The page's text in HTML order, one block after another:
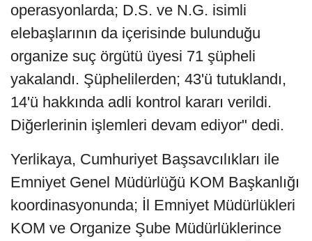
operasyonlarda; D.S. ve N.G. isimli
elebaşlarının da içerisinde bulunduğu
organize suç örgütü üyesi 71 şüpheli
yakalandı. Şüphelilerden; 43'ü tutuklandı,
14'ü hakkında adli kontrol kararı verildi.
Diğerlerinin işlemleri devam ediyor" dedi.
Yerlikaya, Cumhuriyet Başsavcılıkları ile
Emniyet Genel Müdürlüğü KOM Başkanlığı
koordinasyonunda; İl Emniyet Müdürlükleri
KOM ve Organize Şube Müdürlüklerince